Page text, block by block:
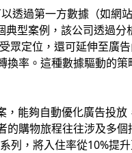
透過第一方數據（如網
型案例，該公司透過
眾定位，還可延伸至廣
率。這種數據驅動的
能夠自動優化廣告投
購物旅程往往涉及多
，將入住率從10%提